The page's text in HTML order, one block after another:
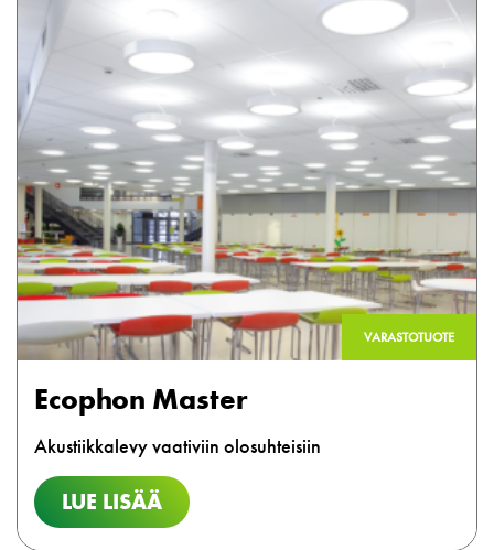
VARASTOTUOTE
Ecophon Master
Akustiikkalevy vaativiin olosuhteisiin
LUE LISÄÄ